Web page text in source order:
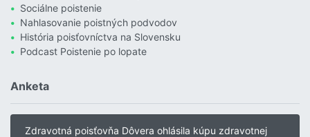
Sociálne poistenie
Nahlasovanie poistných podvodov
História poisťovníctva na Slovensku
Podcast Poistenie po lopate
Anketa
Zdravotná poisťovňa Dôvera ohlásila kúpu zdravotnej